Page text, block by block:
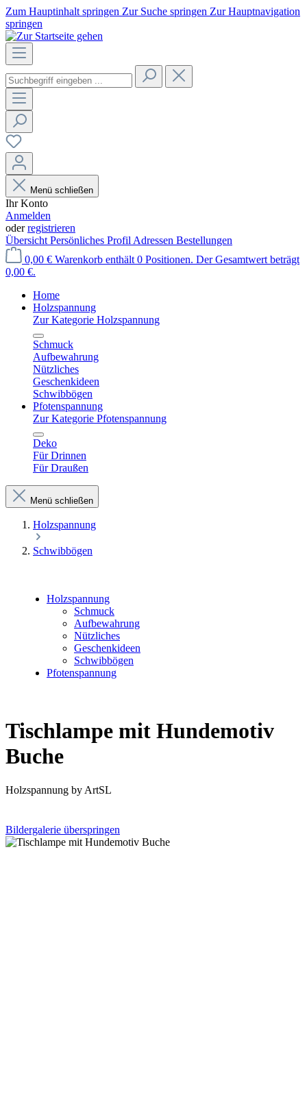
Zum Hauptinhalt springen Zur Suche springen Zur Hauptnavigation
springen
Menü schließen
Ihr Konto
Anmelden
oderregistrieren
Übersicht Persönliches Profil Adressen Bestellungen
0,00 € Warenkorb enthält 0 Positionen. Der Gesamtwert beträgt
0,00 €.
Home
Holzspannung
Zur Kategorie Holzspannung
Schmuck
Aufbewahrung
Nützliches
Geschenkideen
Schwibbögen
Pfotenspannung
Zur Kategorie Pfotenspannung
Deko
Für Drinnen
Für Draußen
Menü schließen
Holzspannung
Schwibbögen
Holzspannung
Schmuck
Aufbewahrung
Nützliches
Geschenkideen
Schwibbögen
Pfotenspannung
Tischlampe mit Hundemotiv
Buche
Holzspannung by ArtSL
Bildergalerie überspringen